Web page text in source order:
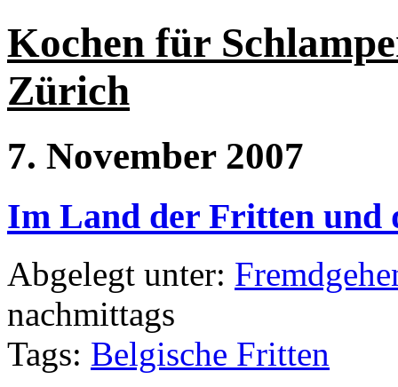
Kochen für
Zürich
7. November 2007
Im Land der Fritten und
Abgelegt unter:
nachmittags
Tags: Belgische Fritten